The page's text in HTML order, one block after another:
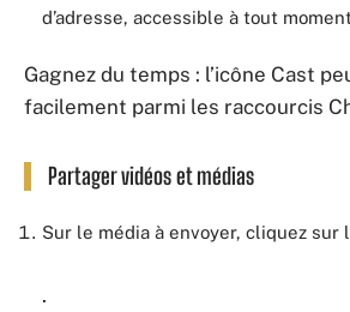
d’adresse, accessible à tout
Gagnez du temps : l’icône Cast
facilement parmi les raccourcis
Partager vidéos et médias
Sur le média à envoyer, cliquez sur
.